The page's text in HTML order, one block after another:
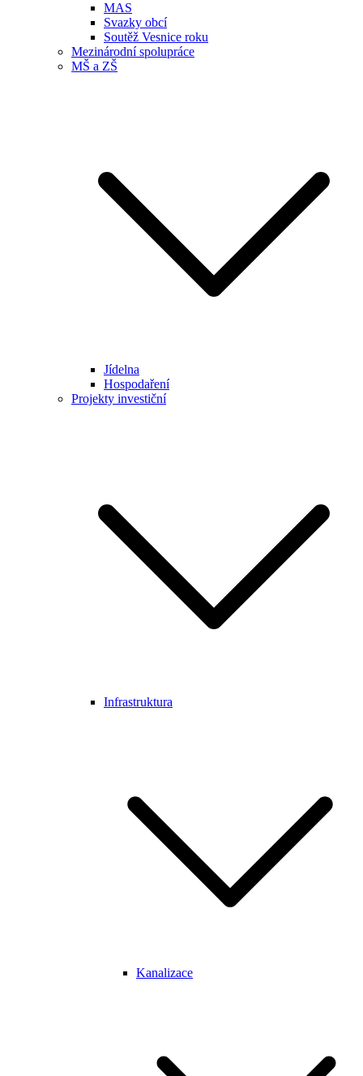
MAS
Svazky obcí
Soutěž Vesnice roku
Mezinárodní spolupráce
MŠ a ZŠ
Jídelna
Hospodaření
Projekty investiční
Infrastruktura
Kanalizace